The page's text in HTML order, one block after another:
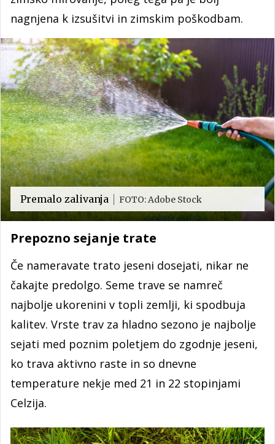
nagnjena k izsušitvi in zimskim poškodbam.
Premalo zalivanja FOTO: Adobe Stock
Prepozno sejanje trate
Če nameravate trato jeseni dosejati, nikar ne
čakajte predolgo. Seme trave se namreč
najbolje ukorenini v topli zemlji, ki spodbuja
kalitev. Vrste trav za hladno sezono je najbolje
sejati med poznim poletjem do zgodnje jeseni,
ko trava aktivno raste in so dnevne
temperature nekje med 21 in 22 stopinjami
Celzija.